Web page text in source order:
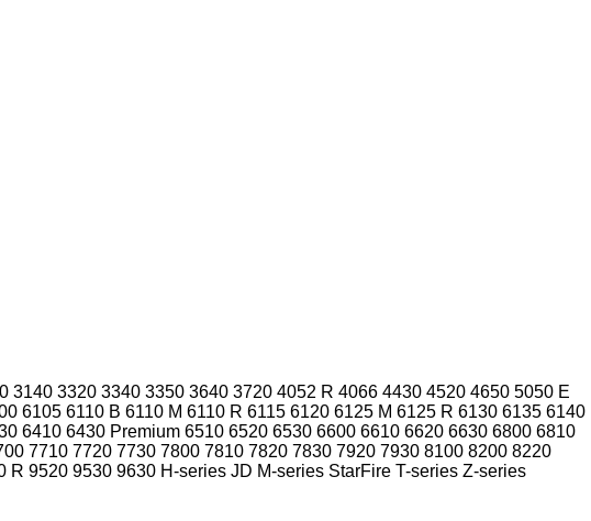
3140 3320 3340 3350 3640 3720 4052 R 4066 4430 4520 4650 5050 E
6105 6110 B 6110 M 6110 R 6115 6120 6125 M 6125 R 6130 6135 6140
6410 6430 Premium 6510 6520 6530 6600 6610 6620 6630 6800 6810
7710 7720 7730 7800 7810 7820 7830 7920 7930 8100 8200 8220
R 9520 9530 9630 H-series JD M-series StarFire T-series Z-series